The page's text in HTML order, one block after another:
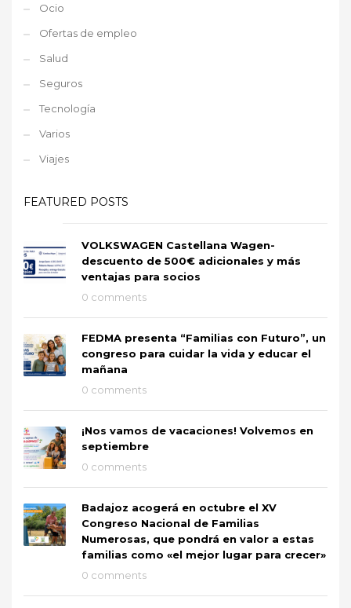
Ocio
Ofertas de empleo
Salud
Seguros
Tecnología
Varios
Viajes
FEATURED POSTS
VOLKSWAGEN Castellana Wagen-
descuento de 500€ adicionales y más
ventajas para socios
0 comments
FEDMA presenta “Familias con Futuro”, un
congreso para cuidar la vida y educar el
mañana
0 comments
¡Nos vamos de vacaciones! Volvemos en
septiembre
0 comments
Badajoz acogerá en octubre el XV
Congreso Nacional de Familias
Numerosas, que pondrá en valor a estas
familias como «el mejor lugar para crecer»
0 comments